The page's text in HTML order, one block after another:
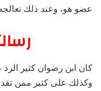
عضو هو، وعند ذلك
كان ابن رضوان كثير
وكذلك على كثير ممن